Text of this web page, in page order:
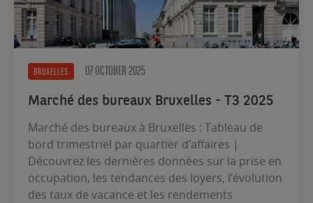
BRUXELLES 07 OCTOBER 2025
Marché des bureaux Bruxelles - T3 2025
Marché des bureaux à Bruxelles : Tableau de
bord trimestriel par quartier d’affaires |
Découvrez les dernières données sur la prise en
occupation, les tendances des loyers, l’évolution
des taux de vacance et les rendements